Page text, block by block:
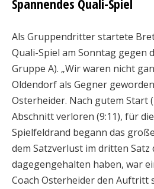
Spannendes Quali-Spiel
Als Gruppendritter startete
Quali-Spiel am Sonntag gegen
Gruppe A). „Wir waren nicht
Oldendorf als Gegner
Osterheider. Nach gutem Start
Abschnitt verloren (9:11), für
Spielfeldrand begann das
dem Satzverlust im dritten Satz
dagegengehalten haben, war
Coach Osterheider den Auftritt